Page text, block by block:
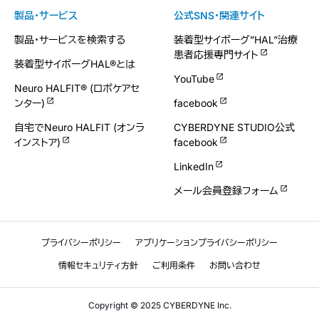
製品・サービス
製品・サービスを検索する
装着型サイボーグHAL®とは
Neuro HALFIT® (ロボケアセ
ンター)
自宅でNeuro HALFIT (オンラ
インストア)
公式SNS・関連サイト
装着型サイボーグ”HAL”治療
患者応援専門サイト
YouTube
facebook
CYBERDYNE STUDIO公式
facebook
LinkedIn
メール会員登録フォーム
プライバシーポリシー アプリケーションプライバシーポリシー
情報セキュリティ方針 ご利用条件 お問い合わせ
Copyright © 2025 CYBERDYNE Inc.